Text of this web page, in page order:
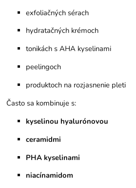
exfoliačných sérach
hydratačných krémoch
tonikách s AHA kyselinami
peelingoch
produktoch na rozjasnenie pleti
Často sa kombinuje s:
kyselinou hyalurónovou
ceramidmi
PHA kyselinami
niacínamidom